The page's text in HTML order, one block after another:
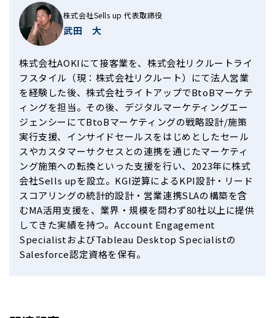
株式会社Sells up 代表取締役
武田 大
株式会社AOKIにて接客業を、株式会社リクルートライ
フスタイル（現：株式会社リクルート）にて法人営業
を経験した後、株式会社ライトアップでBtoBマーケテ
ィングを担当。その後、デジタルマーケティングエー
ジェンシーにてBtoBマーケティングの戦略設計/施策
実行支援、インサイドセールスをはじめとしたセール
スやカスタマーサクセスとの連携を通じたマーケティ
ング施策への転換といった支援を行い、2023年に株式
会社Sells upを設立。KGI逆算によるKPI設計・リード
スコアリングの統計的設計・営業連携SLAの構築を含
むMA活用支援を、業界・規模を問わず80社以上に提供
してきた実績を持つ。Account Engagement
SpecialistおよびTableau Desktop Specialistの
Salesforce認定資格を保有。